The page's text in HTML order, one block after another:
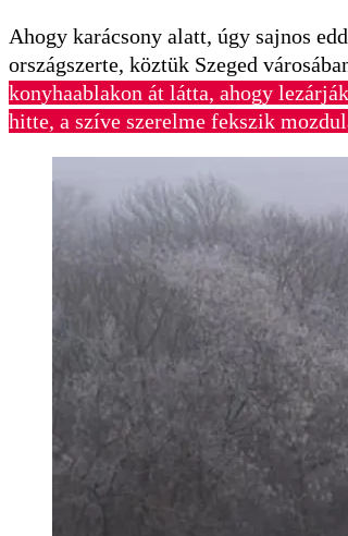
Ahogy karácsony alatt, úgy sajnos
országszerte, köztük Szeged
konyhaablakon át látta, ahogy
hitte, a szíve szerelme fekszik